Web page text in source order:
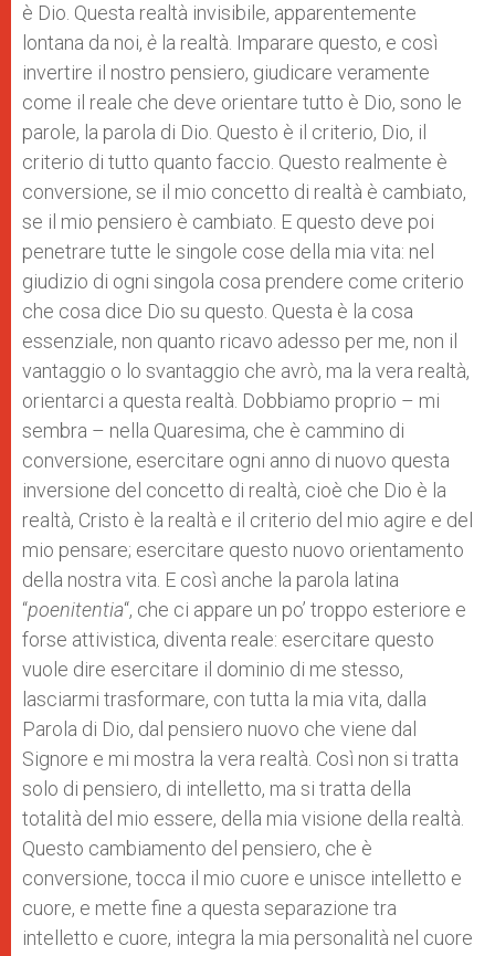
è Dio. Questa realtà invisibile, apparentemente
lontana da noi, è la realtà. Imparare questo, e così
invertire il nostro pensiero, giudicare veramente
come il reale che deve orientare tutto è Dio, sono le
parole, la parola di Dio. Questo è il criterio, Dio, il
criterio di tutto quanto faccio. Questo realmente è
conversione, se il mio concetto di realtà è cambiato,
se il mio pensiero è cambiato. E questo deve poi
penetrare tutte le singole cose della mia vita: nel
giudizio di ogni singola cosa prendere come criterio
che cosa dice Dio su questo. Questa è la cosa
essenziale, non quanto ricavo adesso per me, non il
vantaggio o lo svantaggio che avrò, ma la vera realtà,
orientarci a questa realtà. Dobbiamo proprio – mi
sembra – nella Quaresima, che è cammino di
conversione, esercitare ogni anno di nuovo questa
inversione del concetto di realtà, cioè che Dio è la
realtà, Cristo è la realtà e il criterio del mio agire e del
mio pensare; esercitare questo nuovo orientamento
della nostra vita. E così anche la parola latina
“poenitentia“, che ci appare un po’ troppo esteriore e
forse attivistica, diventa reale: esercitare questo
vuole dire esercitare il dominio di me stesso,
lasciarmi trasformare, con tutta la mia vita, dalla
Parola di Dio, dal pensiero nuovo che viene dal
Signore e mi mostra la vera realtà. Così non si tratta
solo di pensiero, di intelletto, ma si tratta della
totalità del mio essere, della mia visione della realtà.
Questo cambiamento del pensiero, che è
conversione, tocca il mio cuore e unisce intelletto e
cuore, e mette fine a questa separazione tra
intelletto e cuore, integra la mia personalità nel cuore